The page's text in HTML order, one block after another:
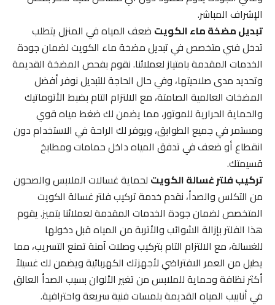
الإشراف المباشر.
تبديل مضخة ماء الكويتضعف المياه في المنزل يتطلب
تدخل فني متخصص في تبديل مضخة ماء الكويت لضمان جودة
الخدمات المقدمة بامتياز لعملائنا. نقوم بفحص المضخة القديمة
وتحديد مدى صلاحيتها، وفي حال الحاجة للتبديل نوفر أفضل
المضخات العالمية الصامتة، مع الالتزام التام بضبط الأتوماتيك
والحماية الحرارية للموتور، مما يضمن لك ضغط مياه قوي
ومستمر في جميع الطوابق، ويوفر لك الراحة في الاستخدام دون
انقطاع أو ضعف في تدفق المياه داخل حمامات ومطابخ
قسيمتك.
تركيب فلتر غسالة الكويتلحماية غسالات الملابس والصحون
من التكلس والصدأ، نقدم خدمة تركيب فلتر غسالة الكويت
المتخصص لضمان جودة الخدمات المقدمة لعملائنا بتميز. يقوم
هذا الفلتر بإزالة الشوائب والأتربة من المياه قبل دخولها
للغسالة، مع الالتزام التام بتركيب وصلات آمنة تمنع التسريب، مما
يطيل من العمر الافتراضي لأجهزتك الكهربائية ويضمن لك غسيلاً
أكثر نظافة وحماية للملابس من تغير الألوان بسبب الصدأ العالق
في أنابيب المياه القديمة بلمسات فنية سريعة واحترافية.